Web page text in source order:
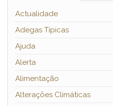
Actualidade
Adegas Típicas
Ajuda
Alerta
Alimentação
Alterações Climáticas